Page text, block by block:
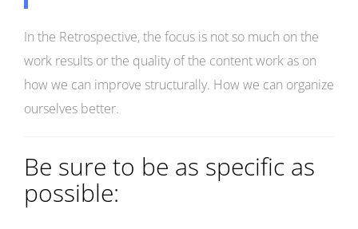
In the Retrospective, the focus is not so much on the
work results or the quality of the content work as on
how we can improve structurally. How we can organize
ourselves better.
Be sure to be as specific as
possible: